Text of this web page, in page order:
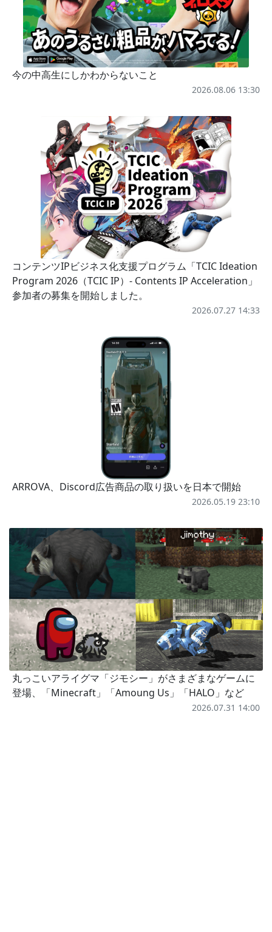
今の中高生にしかわからないこと
2026.08.06 13:30
コンテンツIPビジネス化支援プログラム「TCIC Ideation
Program 2026（TCIC IP）- Contents IP Acceleration」
参加者の募集を開始しました。
2026.07.27 14:33
ARROVA、Discord広告商品の取り扱いを日本で開始
2026.05.19 23:10
丸っこいアライグマ「ジモシー」がさまざまなゲームに
登場、「Minecraft」「Amoung Us」「HALO」など
2026.07.31 14:00